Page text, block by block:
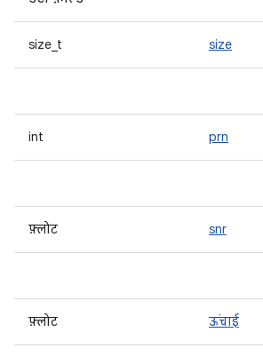
size_t size
int prn
फ़्लोट snr
फ़्लोट ऊंचाई